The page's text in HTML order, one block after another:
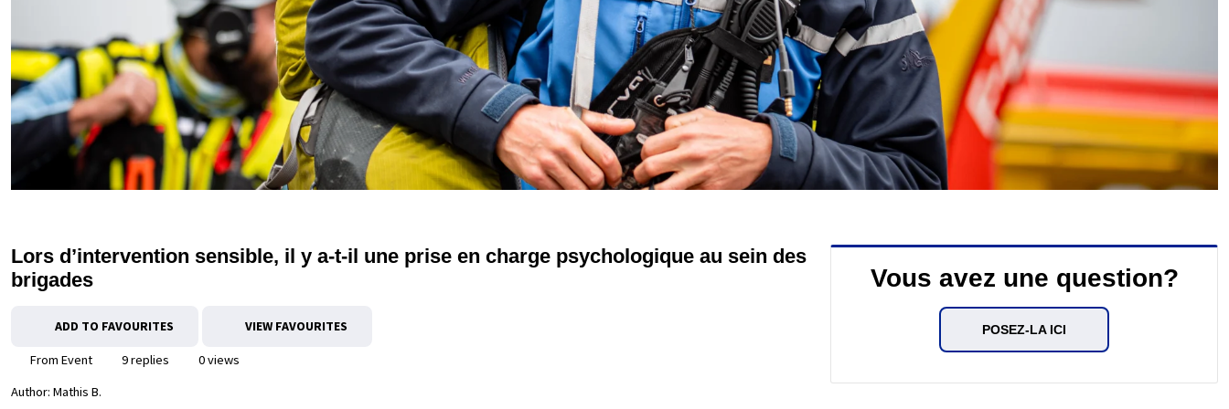
Lors d’intervention sensible, il y a-t-il une prise en charge psychologique au sein des
brigades
ADD TO FAVOURITES VIEW FAVOURITES
From Event 9 replies
0 views
Author: Mathis B.
Vous avez une question?
POSEZ-LA ICI